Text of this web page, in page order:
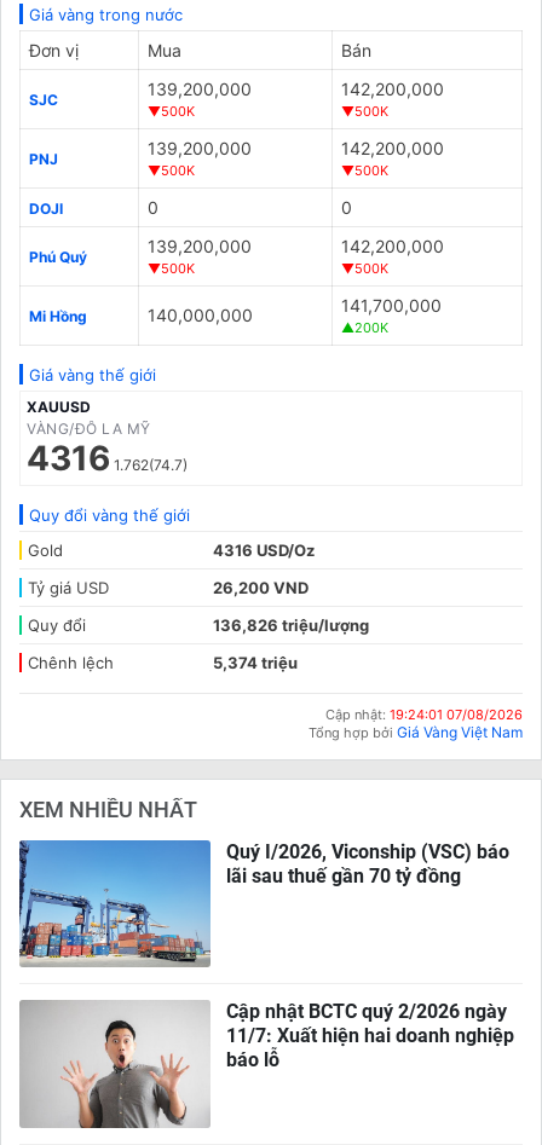
Giá vàng trong nước
Đơn vị Mua Bán
SJC
139,200,000
▼500K
142,200,000
▼500K
PNJ
139,200,000
▼500K
142,200,000
▼500K
DOJI 0 0
Phú Quý
139,200,000
▼500K
142,200,000
▼500K
Mi Hồng 140,000,000 141,700,000
▲200K
Giá vàng thế giới
XAUUSD
VÀNG/ĐÔ LA MỸ
4316 1.762(74.7)
Quy đổi vàng thế giới
Gold
4316 USD/Oz
Tỷ giá USD
26,200 VND
Quy đổi
136,826 triệu/lượng
Chênh lệch
5,374 triệu
Cập nhật: 19:24:01 07/08/2026
Tổng hợp bởi Giá Vàng Việt Nam
XEM NHIỀU NHẤT
Quý I/2026, Viconship (VSC) báo
lãi sau thuế gần 70 tỷ đồng
Cập nhật BCTC quý 2/2026 ngày
11/7: Xuất hiện hai doanh nghiệp
báo lỗ